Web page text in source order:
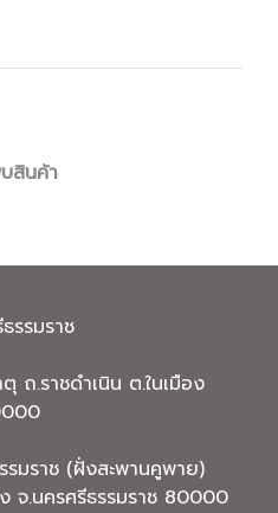
สินค้า
รรมราช
ถ.ราชดำเนิน ต.ในเมือง
รมราช (ฝั่งสะพานคูพาย)
จ.นครศรีธรรมราช 80000